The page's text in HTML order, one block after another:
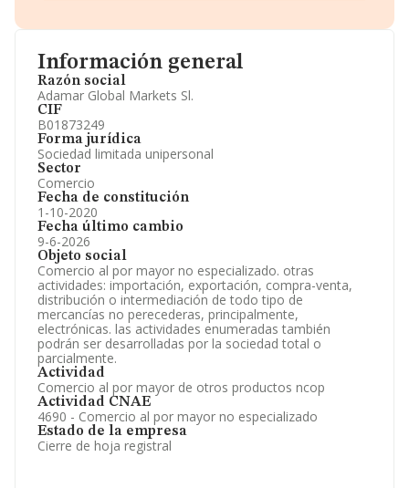
Información general
Razón social
Adamar Global Markets Sl.
CIF
B01873249
Forma jurídica
Sociedad limitada unipersonal
Sector
Comercio
Fecha de constitución
1-10-2020
Fecha último cambio
9-6-2026
Objeto social
Comercio al por mayor no especializado. otras
actividades: importación, exportación, compra-venta,
distribución o intermediación de todo tipo de
mercancías no perecederas, principalmente,
electrónicas. las actividades enumeradas también
podrán ser desarrolladas por la sociedad total o
parcialmente.
Actividad
Comercio al por mayor de otros productos ncop
Actividad CNAE
4690 - Comercio al por mayor no especializado
Estado de la empresa
Cierre de hoja registral
Información oficial y registral complementaria.